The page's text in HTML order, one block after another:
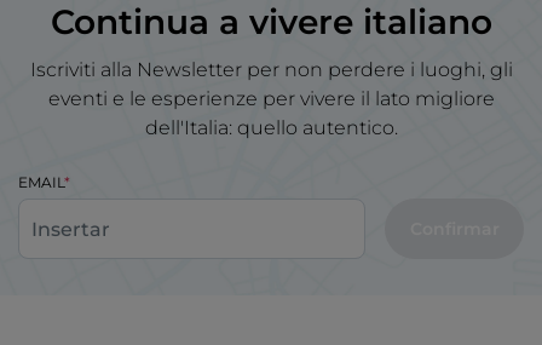
Continua a vivere italiano
Iscriviti alla Newsletter per non perdere i luoghi, gli
eventi e le esperienze per vivere il lato migliore
dell'Italia: quello autentico.
EMAIL